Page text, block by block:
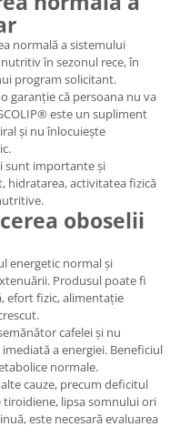
normală a sistemului
în sezonul rece, în
program solicitant.
garanție că persoana nu va
este un supliment
și nu înlocuiește
sunt importante și
hidratarea, activitatea fizică
oboselii
energetic normal și
Produsul poate fi
efort fizic, alimentație
cafelei și nu
a energiei. Beneficiul
normale.
cauze, precum deficitul
tiroidiene, lipsa somnului ori
este necesară evaluarea